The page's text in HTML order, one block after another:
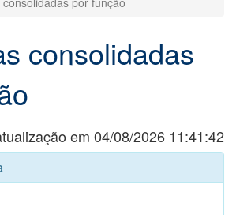
consolidadas
em 04/08/2026 11:41:42